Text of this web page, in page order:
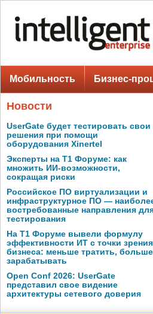
Мобильность Бизнес-
Новости
UserGate будет тестировать свои
решения при помощи
оборудования Xinertel
Эксперты на Т1 Форуме: как
множить ИИ-возможности,
сокращая риски
Российское ПО виртуализации и
инфраструктурное ПО —
востребованные направления
тестирования
На Т1 Форуме вывели формулу
эффективности ИТ с точки зрения
бизнеса: меньше тратить, больше
зарабатывать
Open Conf 2026: UserGate
представил свое видение
архитектуры сетевого доверия